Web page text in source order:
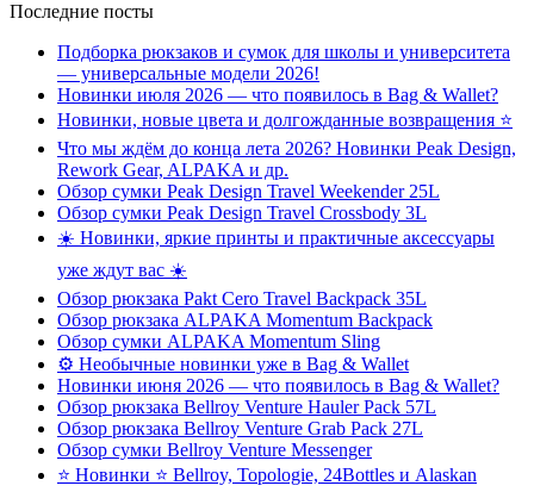
Последние посты
Подборка рюкзаков и сумок для школы и университета
— универсальные модели 2026!
Новинки июля 2026 — что появилось в Bag & Wallet?
Новинки, новые цвета и долгожданные возвращения ⭐️
Что мы ждём до конца лета 2026? Новинки Peak Design,
Rework Gear, ALPAKA и др.
Обзор сумки Peak Design Travel Weekender 25L
Обзор сумки Peak Design Travel Crossbody 3L
☀️ Новинки, яркие принты и практичные аксессуары
уже ждут вас ☀️
Обзор рюкзака Pakt Cero Travel Backpack 35L
Обзор рюкзака ALPAKA Momentum Backpack
Обзор сумки ALPAKA Momentum Sling
⚙️ Необычные новинки уже в Bag & Wallet
Новинки июня 2026 — что появилось в Bag & Wallet?
Обзор рюкзака Bellroy Venture Hauler Pack 57L
Обзор рюкзака Bellroy Venture Grab Pack 27L
Обзор сумки Bellroy Venture Messenger
⭐ Новинки ⭐ Bellroy, Topologie, 24Bottles и Alaskan